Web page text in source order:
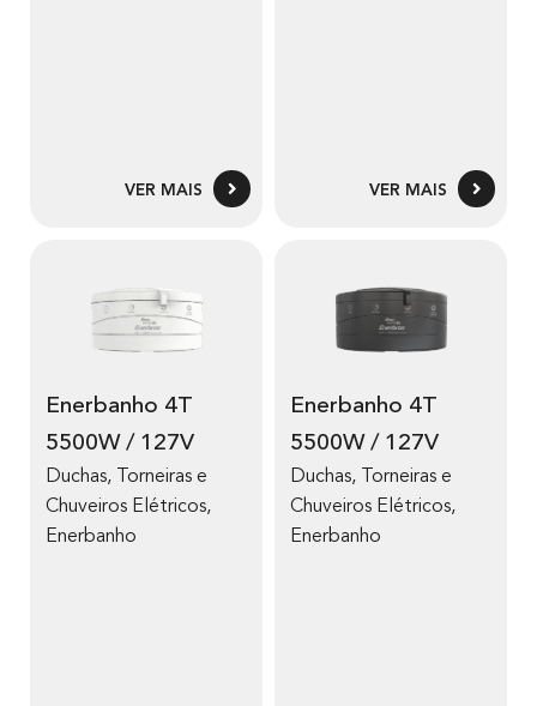
VER MAIS VER MAIS
Enerbanho 4T
5500W / 127V
Duchas, Torneiras e
Chuveiros Elétricos,
Enerbanho
Enerbanho 4T
5500W / 127V
Duchas, Torneiras e
Chuveiros Elétricos,
Enerbanho